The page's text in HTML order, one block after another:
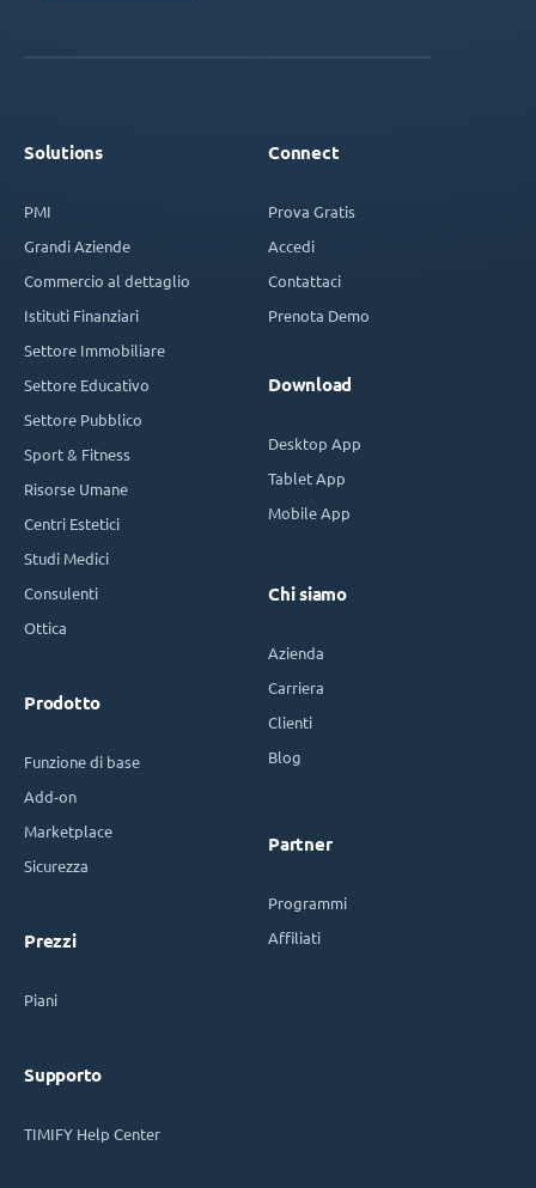
Solutions
PMI
Grandi Aziende
Commercio al dettaglio
Istituti Finanziari
Settore Immobiliare
Settore Educativo
Settore Pubblico
Sport & Fitness
Risorse Umane
Centri Estetici
Studi Medici
Consulenti
Ottica
Prodotto
Funzione di base
Add-on
Marketplace
Sicurezza
Prezzi
Piani
Supporto
TIMIFY Help Center
Connect
Prova Gratis
Accedi
Contattaci
Prenota Demo
Download
Desktop App
Tablet App
Mobile App
Chi siamo
Azienda
Carriera
Clienti
Blog
Partner
Programmi
Affiliati